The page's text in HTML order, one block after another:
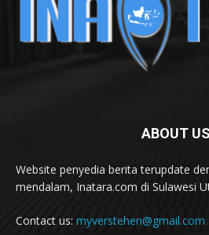
ABOUT US
Website penyedia berita terupdate
mendalam, Inatara.com di Sulawesi
Contact us: myverstehen@gmail.com